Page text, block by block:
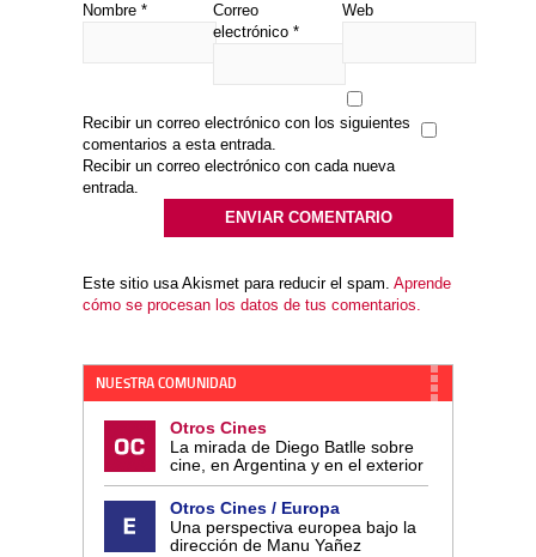
Nombre *
Correo
electrónico *
Web
Recibir un correo electrónico con los siguientes
comentarios a esta entrada.
Recibir un correo electrónico con cada nueva
entrada.
Este sitio usa Akismet para reducir el spam. Aprende
cómo se procesan los datos de tus comentarios.
NUESTRA COMUNIDAD
Otros Cines
La mirada de Diego Batlle sobre
cine, en Argentina y en el exterior
Otros Cines / Europa
Una perspectiva europea bajo la
dirección de Manu Yañez